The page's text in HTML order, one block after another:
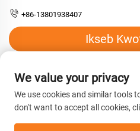
+86-13801938407
Ikseb
Copyright © 2026 Shanghai
We value your privacy
We use cookies and similar tools
don't want to accept all cookies,